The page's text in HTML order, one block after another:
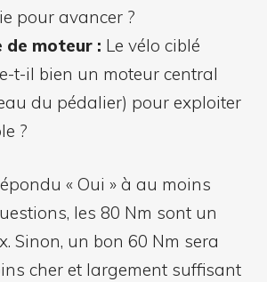
pour avancer ?
de moteur : Le vélo ciblé
t-il bien un moteur central
du pédalier) pour exploiter
?
« Oui » à au moins
les 80 Nm sont un
Sinon, un bon 60 Nm sera
cher et largement suffisant